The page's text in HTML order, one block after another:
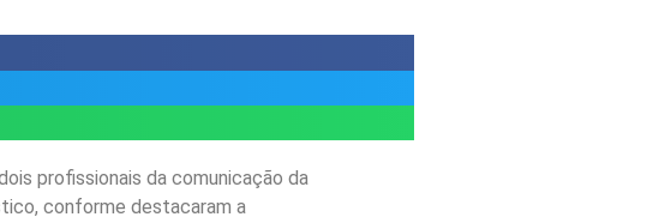
profissionais da comunicação da
conforme destacaram a